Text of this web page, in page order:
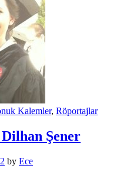
Kalemler, Röportajlar
Şener
by Ece